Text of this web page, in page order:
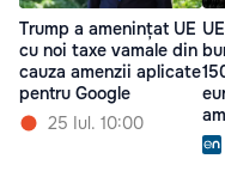
Trump a amenințat UE
cu noi taxe vamale din
cauza amenzii aplicate
pentru Google
25 Iul. 10:00